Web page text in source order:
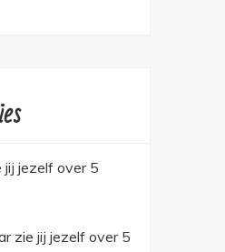
jij jezelf over 5
zie jij jezelf over 5